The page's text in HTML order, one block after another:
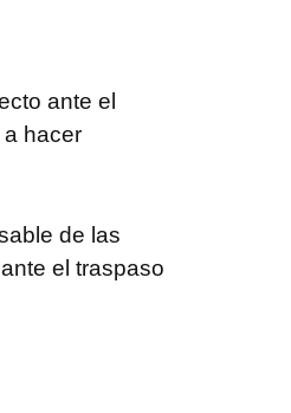
ante el
hacer
de las
el traspaso